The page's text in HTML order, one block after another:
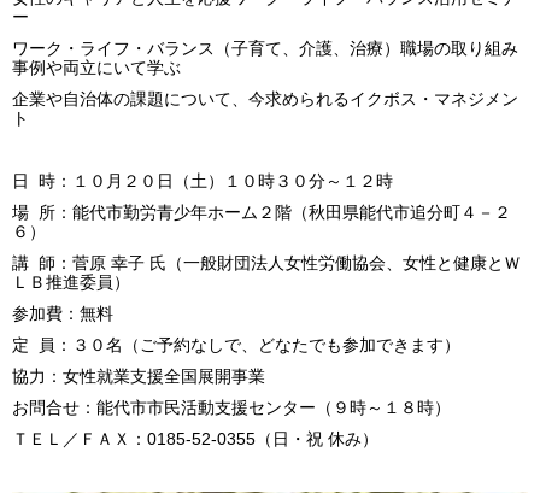
ー
ワーク・ライフ・バランス（子育て、介護、治療）職場の取り組み
事例や両立にいて学ぶ
企業や自治体の課題について、今求められるイクボス・マネジメン
ト
日 時：１０月２０日（土）１０時３０分～１２時
場 所：能代市勤労青少年ホーム２階（秋田県能代市追分町４－２
６）
講 師：菅原 幸子 氏（一般財団法人女性労働協会、女性と健康とＷ
ＬＢ推進委員）
参加費：無料
定 員：３０名（ご予約なしで、どなたでも参加できます）
協力：女性就業支援全国展開事業
お問合せ：能代市市民活動支援センター（９時～１８時）
ＴＥＬ／ＦＡＸ：0185-52-0355（日・祝 休み）